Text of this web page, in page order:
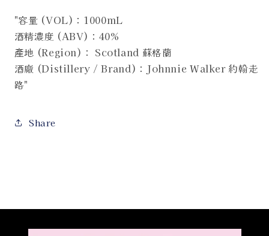
"容量 (VOL)：1000mL
酒精濃度 (ABV)：40%
產地 (Region)： Scotland 蘇格蘭
酒廠 (Distillery / Brand)：Johnnie Walker 約翰走
路"
Share